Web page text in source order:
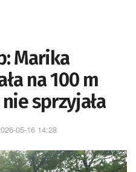
Marika
na 100 m
sprzyjała
05-16 14:28